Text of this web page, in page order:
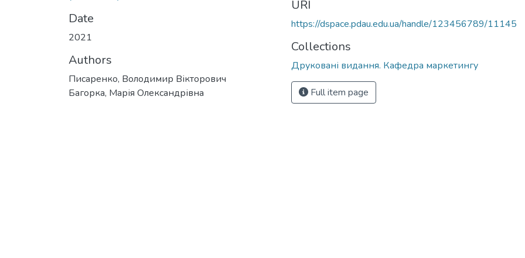
Date
2021
Authors
Писаренко, Володимир Вікторович
Багорка, Марія Олександрівна
URI
https://dspace.pdau.edu.ua/handle/123456789/11145
Collections
Друковані видання. Кафедра маркетингу
Full item page